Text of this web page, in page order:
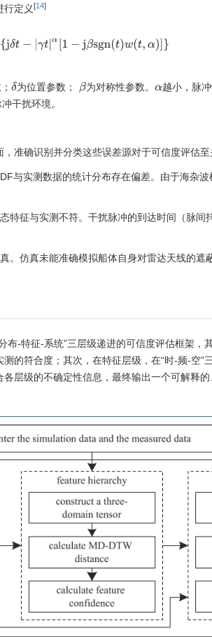
行定义[14]
exp{ δt− |γt| α[ 1− βs gn(t)w(t,α)]}
δ为位置参数； β 为对称性参数。 α越小，脉
干扰环境。
准确识别并分类这些误差源对于可信度评估
与实测数据的统计分布存在偏差。由于海杂
特征与实测不符。干扰脉冲的到达时间（脉
。仿真未能准确模拟船体自身对雷达天线的
布-特征-系统”三层级递进的可信度评估框架，
的符合度；其次，在特征层级，在“时-频-空
层级的不确定性信息，最终输出一个可解释